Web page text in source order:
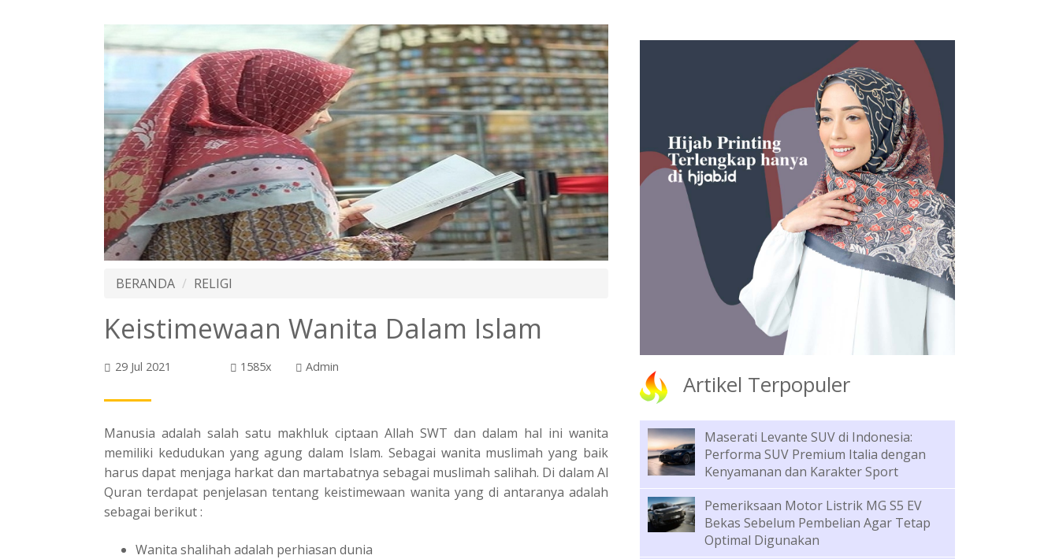
BERANDA RELIGI
Keistimewaan Wanita Dalam Islam
29 Jul 2021 1585x Admin
Manusia adalah salah satu makhluk ciptaan Allah SWT dan dalam hal ini wanita
memiliki kedudukan yang agung dalam Islam. Sebagai wanita muslimah yang baik
harus dapat menjaga harkat dan martabatnya sebagai muslimah salihah. Di dalam Al
Quran terdapat penjelasan tentang keistimewaan wanita yang di antaranya adalah
sebagai berikut :
Wanita shalihah adalah perhiasan dunia
Artikel Terpopuler
Maserati Levante SUV di Indonesia:
Performa SUV Premium Italia dengan
Kenyamanan dan Karakter Sport
Pemeriksaan Motor Listrik MG S5 EV
Bekas Sebelum Pembelian Agar Tetap
Optimal Digunakan